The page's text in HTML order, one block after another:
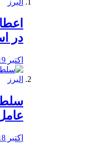
در
اکتبر 19, 2019
اکتبر 18, 2019